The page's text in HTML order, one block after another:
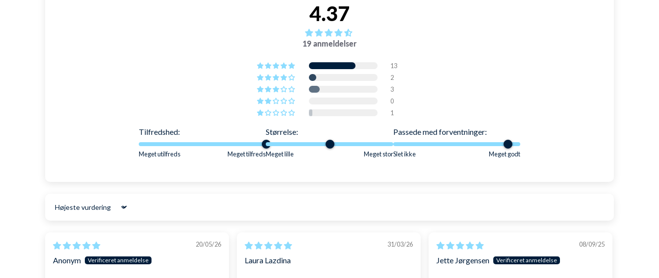
4.37
19 anmeldelser
13
2
3
0
1
Tilfredshed:
Meget utilfreds Meget tilfreds
Størrelse:
Meget lille Meget stor
Passede med forventninger:
Slet ikke Meget godt
Sort by
20/05/26
Anonym
31/03/26
Laura Lazdina
08/09/25
Jette Jørgensen